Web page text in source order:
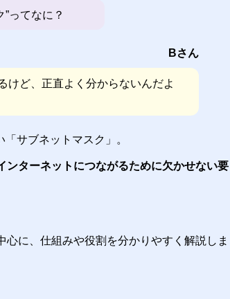
ってなに？
Bさん
けど、正直よく分からないんだよ
サブネットマスク」。
ンターネットにつながるために欠かせない要
心に、仕組みや役割を分かりやすく解説しま